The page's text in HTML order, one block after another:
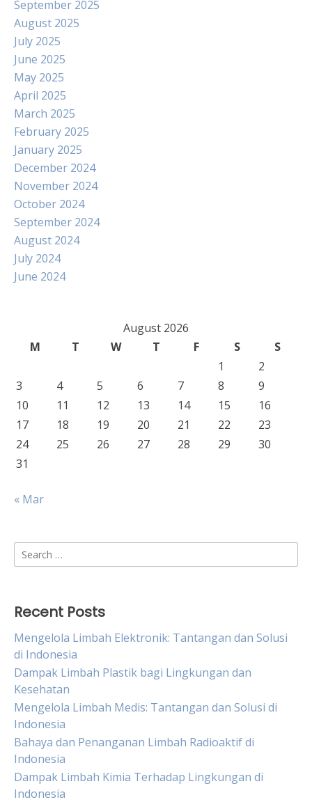
September 2025
August 2025
July 2025
June 2025
May 2025
April 2025
March 2025
February 2025
January 2025
December 2024
November 2024
October 2024
September 2024
August 2024
July 2024
June 2024
August 2026
M
T W T F S
S
1
2
3
4 5 6 7 8
9
10
11 12 13 14 15
16
17
18 19 20 21 22
23
24
25 26 27 28 29
30
31
« Mar
Search
for:
Recent Posts
Mengelola Limbah Elektronik: Tantangan dan Solusi
di Indonesia
Dampak Limbah Plastik bagi Lingkungan dan
Kesehatan
Mengelola Limbah Medis: Tantangan dan Solusi di
Indonesia
Bahaya dan Penanganan Limbah Radioaktif di
Indonesia
Dampak Limbah Kimia Terhadap Lingkungan di
Indonesia